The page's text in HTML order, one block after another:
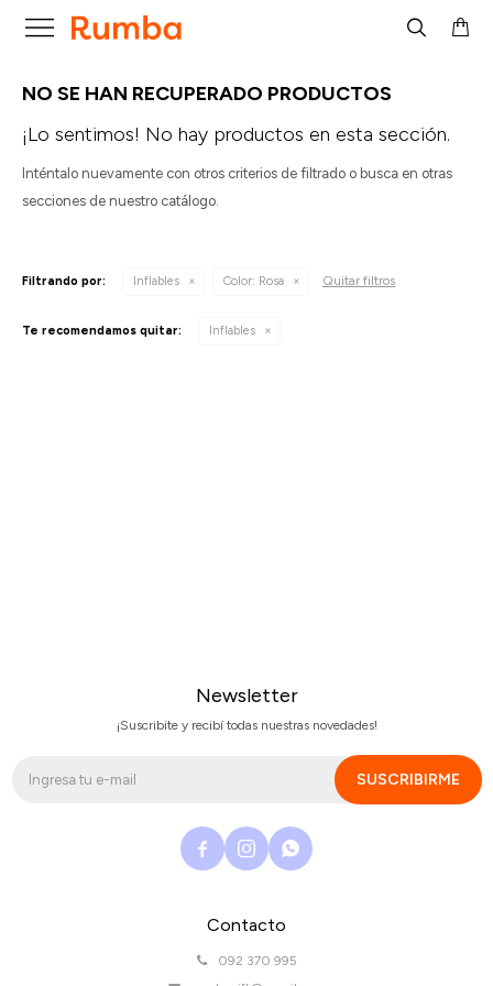

NO SE HAN RECUPERADO PRODUCTOS
¡Lo sentimos! No hay productos en esta sección.
Inténtalo nuevamente con otros criterios de filtrado o busca en otras
secciones de nuestro catálogo.
Filtrando por: Inflables Color: Rosa Quitar filtros
Te recomendamos quitar: Inflables
Contacto
092 370 995
Newsletter
¡Suscribite y recibí todas nuestras novedades!
SUSCRIBIRME
  